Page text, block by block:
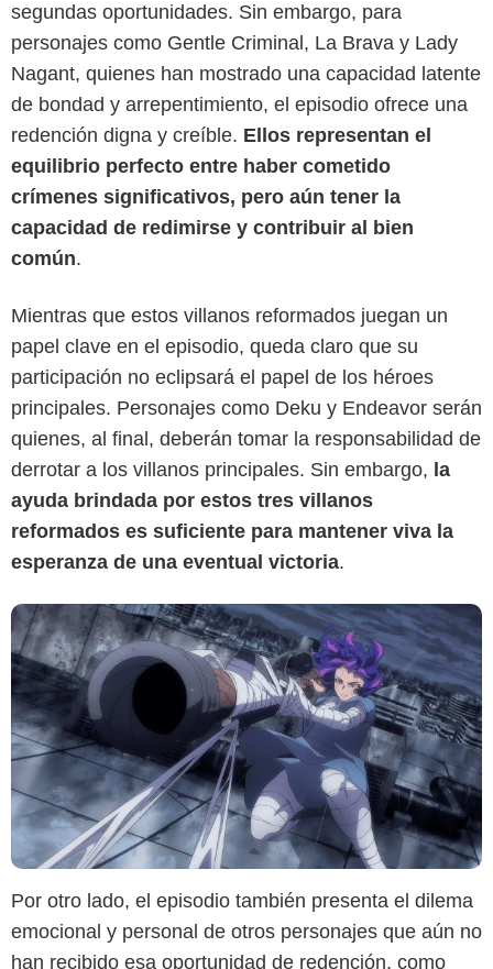
segundas oportunidades. Sin embargo, para
personajes como Gentle Criminal, La Brava y Lady
Nagant, quienes han mostrado una capacidad latente
de bondad y arrepentimiento, el episodio ofrece una
redención digna y creíble. Ellos representan el
equilibrio perfecto entre haber cometido
crímenes significativos, pero aún tener la
capacidad de redimirse y contribuir al bien
común.
Mientras que estos villanos reformados juegan un
papel clave en el episodio, queda claro que su
participación no eclipsará el papel de los héroes
principales. Personajes como Deku y Endeavor serán
quienes, al final, deberán tomar la responsabilidad de
derrotar a los villanos principales. Sin embargo, la
ayuda brindada por estos tres villanos
reformados es suficiente para mantener viva la
esperanza de una eventual victoria.
Crunchyroll
Por otro lado, el episodio también presenta el dilema
emocional y personal de otros personajes que aún no
han recibido esa oportunidad de redención, como